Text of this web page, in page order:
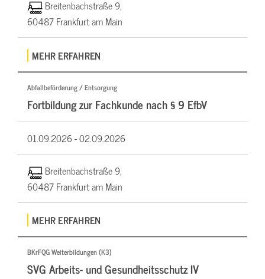
Breitenbachstraße 9,
60487 Frankfurt am Main
MEHR ERFAHREN
Abfallbeförderung / Entsorgung
Fortbildung zur Fachkunde nach § 9 EfbV
01.09.2026 -02.09.2026
Breitenbachstraße 9,
60487 Frankfurt am Main
MEHR ERFAHREN
BKrFQG Weiterbildungen (K3)
SVG Arbeits- und Gesundheitsschutz IV